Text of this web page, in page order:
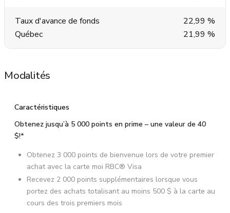
Taux d'avance de fonds
22,99 %
Québec
21,99 %
Modalités
Caractéristiques
Obtenez jusqu’à 5 000 points en prime – une valeur de 40
$!*
Obtenez 3 000 points de bienvenue lors de votre premier
achat avec la carte moi RBC® Visa
Recevez 2 000 points supplémentaires lorsque vous
portez des achats totalisant au moins 500 $ à la carte au
cours des trois premiers mois